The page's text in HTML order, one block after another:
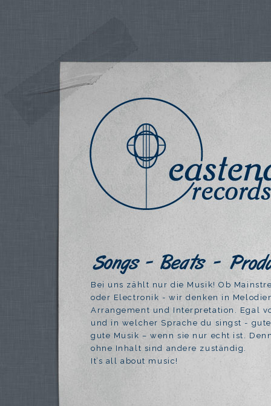
Bei uns zählt nur die Musik! Ob
oder Electronik - wir denken in
Arrangement und Interpretation. Egal
und in welcher Sprache du singst -
gute Musik – wenn sie nur echt ist.
ohne Inhalt sind andere zuständig.
It’s all about music!